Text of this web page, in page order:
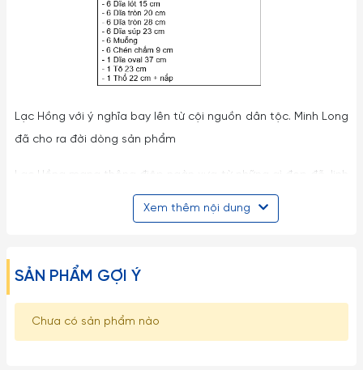
Lạc Hồng với ý nghĩa bay lên từ cội nguồn dân tộc. Minh Long
đã cho ra đời dòng sản phẩm
Lạc Hồng mang thông điệp ngàn xưa từ những gì đẹp đẽ, linh
thiêng cho tâm hồn và khát vọng bay lên, là niềm tự hào
sáng tạo và thăng hoa suốt ngàn đời của dân tộc vào bữa
hướng về cội nguồn dân tộc và mang đến cho gia đình bữa
Sản phẩm có lối thiết kế tinh tế, trang nhã. Trên nền sứ sáng
Xem thêm nội dung
SẢN PHẨM GỢI Ý
Chưa có sản phẩm nào